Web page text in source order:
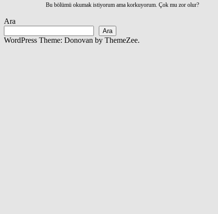
Bu bölümü okumak istiyorum ama korkuyorum. Çok mu zor olur?
Ara
Ara
WordPress Theme: Donovan by ThemeZee.